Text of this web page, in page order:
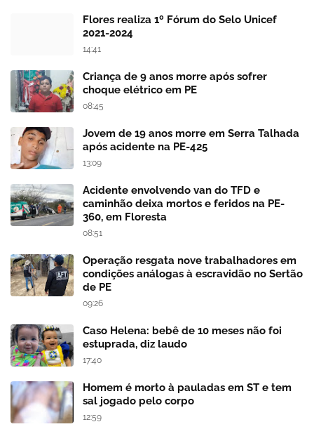
Flores realiza 1º Fórum do Selo Unicef
2021-2024
14:41
Criança de 9 anos morre após sofrer
choque elétrico em PE
08:45
Jovem de 19 anos morre em Serra Talhada
após acidente na PE-425
13:09
Acidente envolvendo van do TFD e
caminhão deixa mortos e feridos na PE-
360, em Floresta
08:51
Operação resgata nove trabalhadores em
condições análogas à escravidão no Sertão
de PE
09:26
Caso Helena: bebê de 10 meses não foi
estuprada, diz laudo
17:40
Homem é morto à pauladas em ST e tem
sal jogado pelo corpo
12:59